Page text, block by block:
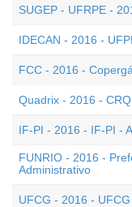
SUGEP - UFRPE -
IDECAN - 2016 -
FCC - 2016 -
Quadrix - 2016 -
IF-PI - 2016 - IF-PI -
FUNRIO - 2016 -
Administrativo
UFCG - 2016 -